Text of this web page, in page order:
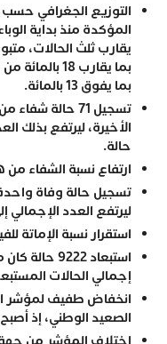
التوزيع الجغرافي حسب
المؤكدة منذ بداية
يقارب ثلث الحالات،
بما يقارب
بما يفوق 13 بالمائة.
حالة.
ارتفاع نسبة الشفاء من هذا
ليرتفع العدد الإجمالي إلى 200 حالة
استقرار نسبة الإماتة للفيروس في
استبعاد
إجمالي الحالات المستبعدة منذ
انخفاض طفيف لمؤشر
الصعيد الوطني، إذ أصبح